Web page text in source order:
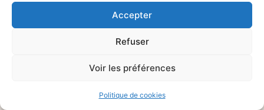
Accepter
Refuser
Voir les préférences
Politique de cookies